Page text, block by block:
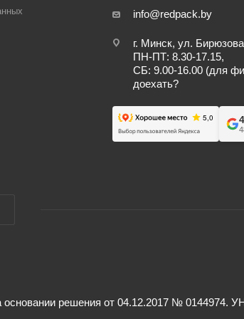
info@redpack.by
г. Минск, ул.
ПН-ПТ: 8.30-17.15,
СБ: 9.00-16.00 (для
доехать?
решения от 04.12.2017 № 0144974.